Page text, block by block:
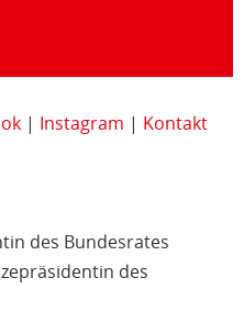
| Instagram | Kontakt
des Bundesrates
des